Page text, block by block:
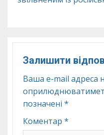
Залишити
Ваша e-mail адреса
позначені *
Коментар *